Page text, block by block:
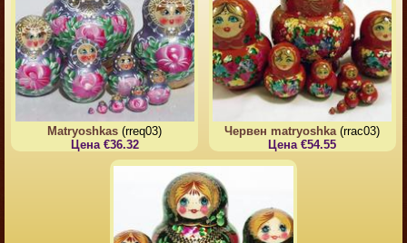
Matryoshkas (rreq03)
Цена €36.32
Червен matryoshka(rrac03)
Цена €54.55